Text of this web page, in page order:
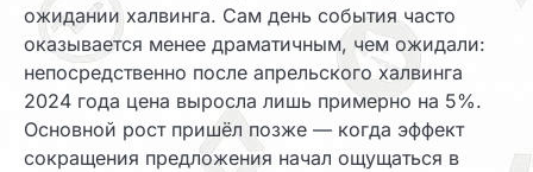
ожидании халвинга. Сам день события часто
оказывается менее драматичным, чем ожидали:
непосредственно после апрельского халвинга
2024 года цена выросла лишь примерно на 5%.
Основной рост пришёл позже — когда эффект
сокращения предложения начал ощущаться в